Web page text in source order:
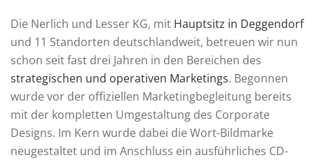
Die Nerlich und Lesser KG, mit Hauptsitz in Deggendorf
und 11 Standorten deutschlandweit, betreuen wir nun
schon seit fast drei Jahren in den Bereichen des
strategischen und operativen Marketings. Begonnen
wurde vor der offiziellen Marketingbegleitung bereits
mit der kompletten Umgestaltung des Corporate
Designs. Im Kern wurde dabei die Wort-Bildmarke
neugestaltet und im Anschluss ein ausführliches CD-